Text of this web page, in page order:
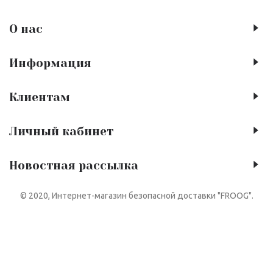
О нас
Информация
Клиентам
Личный кабинет
Новостная рассылка
© 2020, Интернет-магазин безопасной доставки "FROOG".